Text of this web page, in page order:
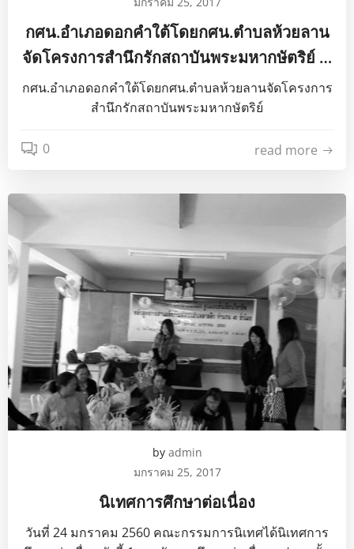
กศน.อำเภอดอกคำใต้โดยกศน.ตำบลห้วยลาน
จัดโครงการสำนึกรักสถาบันพระมหากษัตริย์ …
กศน.อำเภอดอกคำใต้โดยกศน.ตำบลห้วยลานจัดโครงการ
สำนึกรักสถาบันพระมหากษัตริย์
0 read more
by admin
มกราคม 25, 2017
นิเทศการศึกษาต่อเนื่อง
วันที่ 24 มกราคม 2560 คณะกรรมการนิเทศได้นิเทศการ